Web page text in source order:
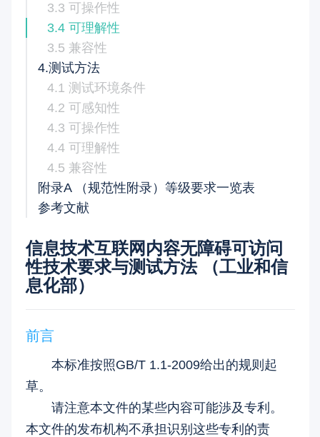
3.3 可操作性
3.4 可理解性
3.5 兼容性
4.测试方法
4.1 测试环境条件
4.2 可感知性
4.3 可操作性
4.4 可理解性
4.5 兼容性
附录A （规范性附录）等级要求一览表
参考文献
信息技术互联网内容无障碍可访问
性技术要求与测试方法 （工业和信
息化部）
前言
本标准按照GB/T 1.1-2009给出的规则起
草。
请注意本文件的某些内容可能渉及专利。
本文件的发布机构不承担识别这些专利的责